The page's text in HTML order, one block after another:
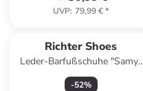
UVP: 79,99 €*
Richter Shoes
Leder-Barfußschuhe "Samy"
in Pink
-52%